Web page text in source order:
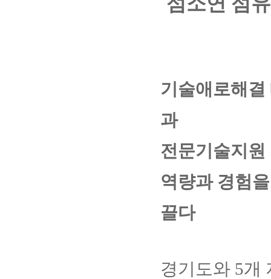
기술애로해결
과
전문기술지
역량과 경험
끌다
경기도와 5개